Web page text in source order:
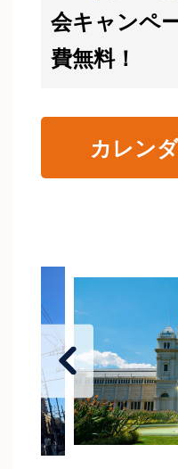
会キャンペ
費無料！
カレン